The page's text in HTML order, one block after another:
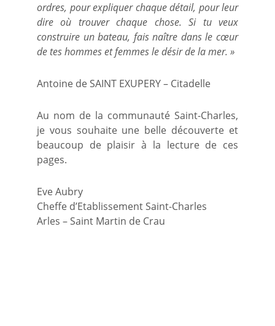
ordres, pour expliquer chaque détail, pour leur
dire où trouver chaque chose. Si tu veux
construire un bateau, fais naître dans le cœur
de tes hommes et femmes le désir de la mer. »
Antoine de SAINT EXUPERY – Citadelle
Au nom de la communauté Saint-Charles,
je vous souhaite une belle découverte et
beaucoup de plaisir à la lecture de ces
pages.
Eve Aubry
Cheffe d’Etablissement Saint-Charles
Arles – Saint Martin de Crau